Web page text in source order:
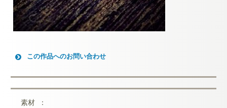
この作品へのお問い合わせ
素材 ：